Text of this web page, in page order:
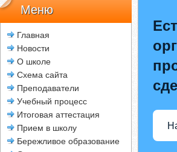
Меню
Главная
Новости
О школе
Схема сайта
Преподаватели
Учебный процесс
Итоговая аттестация
Прием в школу
Бережливое образование